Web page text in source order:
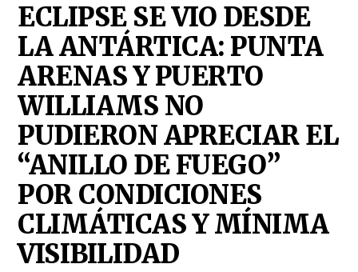
ECLIPSE SE VIO DESDE
LA ANTÁRTICA: PUNTA
ARENAS Y PUERTO
WILLIAMS NO
PUDIERON APRECIAR EL
“ANILLO DE FUEGO”
POR CONDICIONES
CLIMÁTICAS Y MÍNIMA
VISIBILIDAD